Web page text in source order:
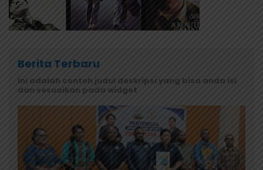
Berita Terbaru
Ini adalah contoh judul deskripsi yang bisa anda isi
dan sesuaikan pada widget